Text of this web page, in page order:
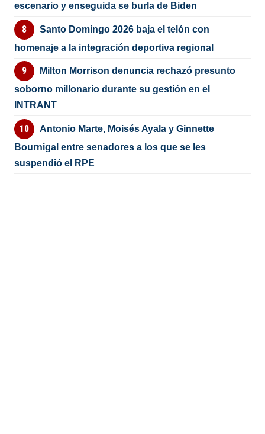
escenario y enseguida se burla de Biden
Santo Domingo 2026 baja el telón con
homenaje a la integración deportiva regional
Milton Morrison denuncia rechazó presunto
soborno millonario durante su gestión en el
INTRANT
Antonio Marte, Moisés Ayala y Ginnette
Bournigal entre senadores a los que se les
suspendió el RPE